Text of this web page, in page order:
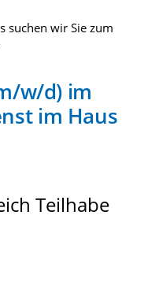
suchen wir Sie zum
w/d) im
im Haus
Teilhabe